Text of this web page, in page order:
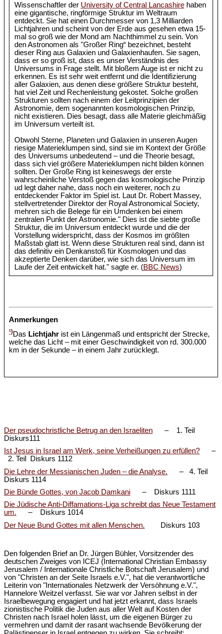
Wissenschaftler der University of Central Lancashirehaben
eine gigantische, ringförmige Struktur im Weltraum
entdeckt. Sie hat einen Durchmesser von 1,3 Milliarden
Lichtjahren und scheint von der Erde aus gesehen etwa 15-
mal so groß wie der Mond am Nachthimmel zu sein. Von
den Astronomen als "Großer Ring“ bezeichnet, besteht
dieser Ring aus Galaxien und Galaxienhaufen. Sie sagen,
dass er so groß ist, dass es unser Verständnis des
Universums in Frage stellt. Mit bloßem Auge ist er nicht zu
erkennen. Es ist sehr weit entfernt und die Identifizierung
aller Galaxien, aus denen diese größere Struktur besteht,
hat viel Zeit und Rechenleistung gekostet. Solche großen
Strukturen sollten nach einem der Leitprinzipien der
Astronomie, dem sogenannten kosmologischen Prinzip,
nicht existieren. Dies besagt, dass alle Materie gleichmäßig
im Universum verteilt ist.
Obwohl Sterne, Planeten und Galaxien in unseren Augen
riesige Materieklumpen sind, sind sie im Kontext der Größe
des Universums unbedeutend – und die Theorie besagt,
dass sich viel größere Materieklumpen nicht bilden können
sollten. Der Große Ring ist keineswegs der erste
wahrscheinliche Verstoß gegen das kosmologische Prinzip
ud legt daher nahe, dass noch ein weiterer, noch zu
entdeckender Faktor im Spiel ist. Laut Dr. Robert Massey,
stellvertretender Direktor der Royal Astronomical Society,
mehren sich die Belege für ein Umdenken bei einem
zentralen Punkt der Astronomie." Dies ist die siebte große
Struktur, die im Universum entdeckt wurde und die der
Vorstellung widerspricht, dass der Kosmos im größten
Maßstab glatt ist. Wenn diese Strukturen real sind, dann ist
das definitiv ein Denkanstoß für Kosmologen und das
akzeptierte Denken darüber, wie sich das Universum im
Laufe der Zeit entwickelt hat." sagte er. (BBC News)
Anmerkungen
¹)Das Lichtjahr ist ein Längenmaß und entspricht der Strecke,
welche das Licht – mit einer Geschwindigkeit von rd. 300.000
km in der Sekunde – in einem Jahr zurücklegt.
Der pseudochristliche Betrug an den Israeliten – 1. Teil
Diskurs111
Ist Jesus in Israel am Werk, seine Verheißungen zu erfüllen? –
2. Teil Diskurs 1112
Die Lehre der Messianischen Juden – die Analyse. – 4. Teil
Diskurs 1114
Die Bünde Gottes, von Jacob Damkani – Diskurs 1111
Die Jüdische Anti-Diffamations-Liga schreibt das Neue Testament
um. – Diskurs 1014
Der Neue Bund Gottes mit allen Menschen. Diskurs 103
Den folgenden Brief an Dr. Jürgen Bühler, Vorsitzender des
deutschen Zweiges von ICEJ (International Christian Embassy
Jerusalem / Internationale Christliche Botschaft Jerusalem) und
von "Christen an der Seite Israels e.V.", hat die verantwortliche
Leiterin von "Internationales Netzwerk der Versöhnung e.V.",
Hannelore Weitzel verfasst. Sie war vor Jahren selbst in der
Israelbewegung engagiert und hat jetzt erkannt, dass Israels
zionistische Politik die Juden aus aller Welt auf Kosten der
Christen nach Israel holen lässt, um die eigenen Bürger zu
vermehren und damit der rasant wachsende Bevölkerung der